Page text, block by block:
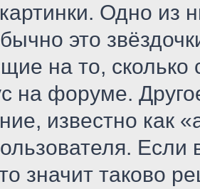
Одно из
это
на то,
на форуме.
известно как
значит таково